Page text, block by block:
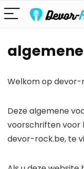
Welkom op devor-
Deze algemene
voorschriften voor
devor-rock.be, te